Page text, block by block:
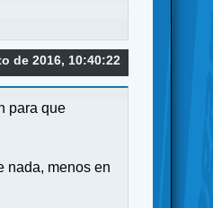
de 2016, 10:40:22
para que
nada, menos en